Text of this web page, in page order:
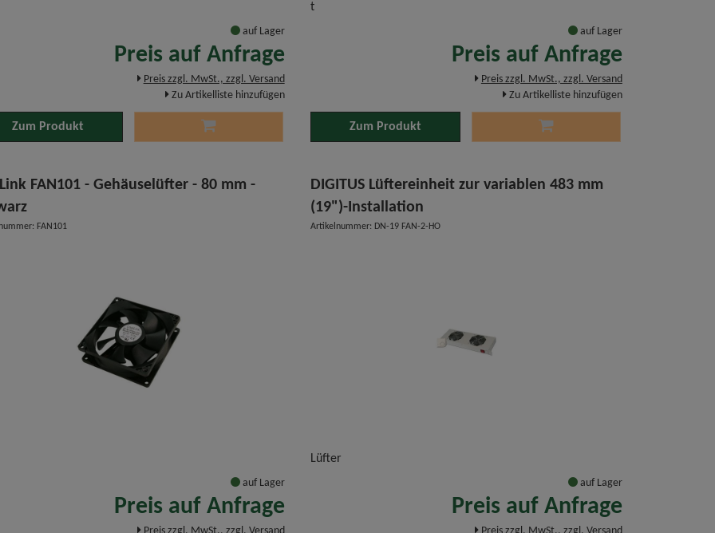
auf Lager
Preis auf Anfrage
Preis zzgl. MwSt., zzgl. Versand
Zu Artikelliste hinzufügen
Zum Produkt
t
auf Lager
Preis auf Anfrage
Preis zzgl. MwSt., zzgl. Versand
Zu Artikelliste hinzufügen
Zum Produkt
FAN101 - Gehäuselüfter - 80 mm -
FAN101
auf Lager
Preis auf Anfrage
DIGITUS Lüftereinheit zur variablen 483 mm
(19")-Installation
Artikelnummer: DN-19 FAN-2-HO
Lüfter
auf Lager
Preis auf Anfrage